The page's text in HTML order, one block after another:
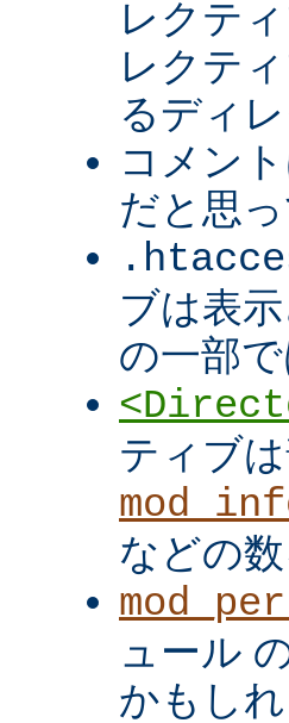
レクテ
レクテ
るディ
コメン
だと思
ブは表
の一部
ティブ
などの
ュール
かもしれ